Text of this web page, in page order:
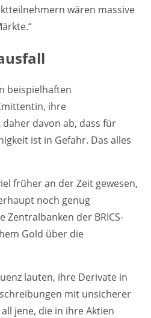
wären massive
beispielhaften
ihre
davon ab, dass für
ist in Gefahr. Das alles
früher an der Zeit gewesen,
noch genug
Zentralbanken der BRICS-
Gold über die
lauten, ihre Derivate in
mit unsicherer
jene, die in ihre Aktien